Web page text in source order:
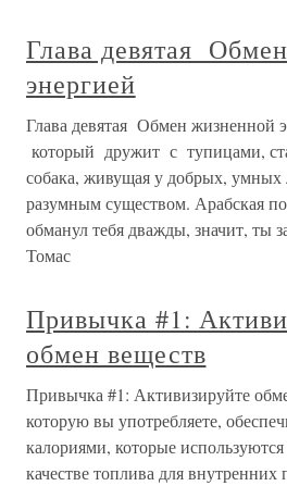
Глава девятая
энергией
Глава девятая Обмен жизненной
который дружит с тупицами,
собака, живущая у добрых, умных
разумным существом. Арабская
обманул тебя дважды, значит, ты
Томас
Привычка #1:
обмен веществ
Привычка #1: Активизируйте
которую вы употребляете,
калориями, которые
качестве топлива для